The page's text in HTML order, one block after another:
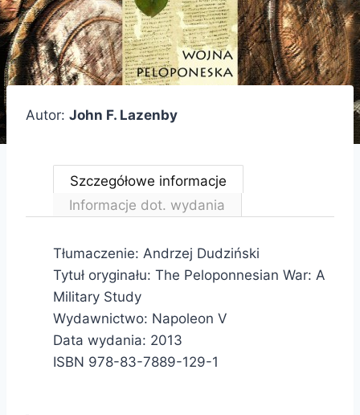
Autor: John F. Lazenby
Szczegółowe informacje
Informacje dot. wydania
Tłumaczenie: Andrzej Dudziński
Tytuł oryginału: The Peloponnesian War: A
Military Study
Wydawnictwo: Napoleon V
Data wydania: 2013
ISBN 978-83-7889-129-1